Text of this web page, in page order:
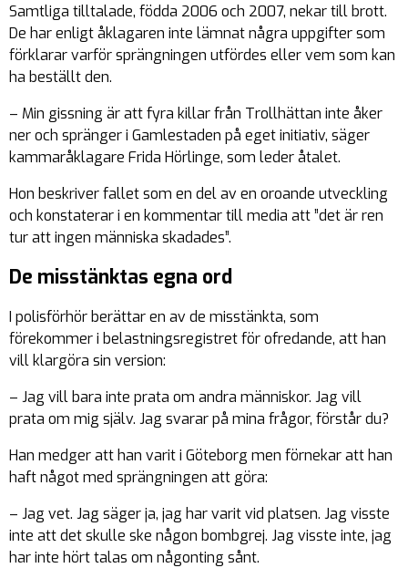
Samtliga tilltalade, födda 2006 och 2007, nekar till brott.
De har enligt åklagaren inte lämnat några uppgifter som
förklarar varför sprängningen utfördes eller vem som kan
ha beställt den.
– Min gissning är att fyra killar från Trollhättan inte åker
ner och spränger i Gamlestaden på eget initiativ, säger
kammaråklagare Frida Hörlinge, som leder åtalet.
Hon beskriver fallet som en del av en oroande utveckling
och konstaterar i en kommentar till media att ”det är ren
tur att ingen människa skadades”.
De misstänktas egna ord
I polisförhör berättar en av de misstänkta, som
förekommer i belastningsregistret för ofredande, att han
vill klargöra sin version:
– Jag vill bara inte prata om andra människor. Jag vill
prata om mig själv. Jag svarar på mina frågor, förstår du?
Han medger att han varit i Göteborg men förnekar att han
haft något med sprängningen att göra:
– Jag vet. Jag säger ja, jag har varit vid platsen. Jag visste
inte att det skulle ske någon bombgrej. Jag visste inte, jag
har inte hört talas om någonting sånt.